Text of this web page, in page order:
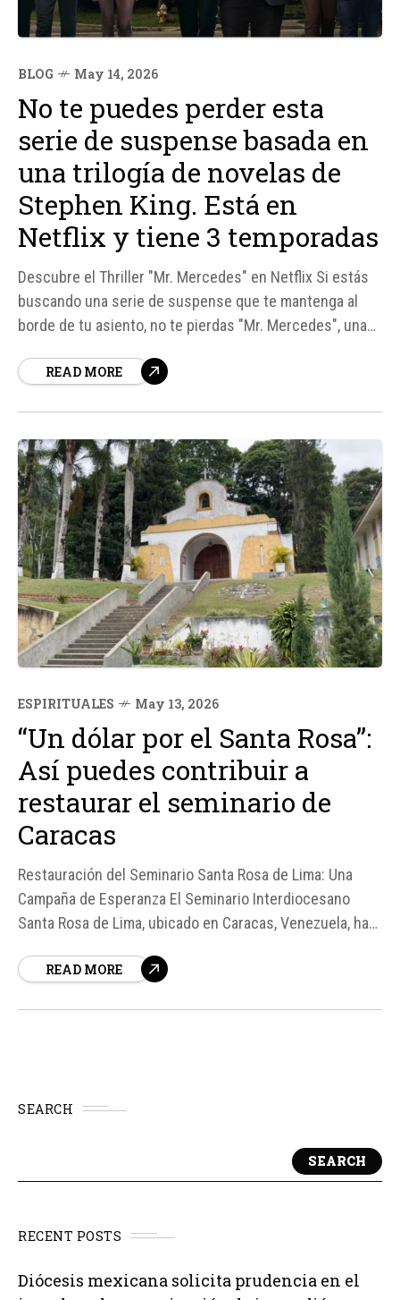
BLOG May 14, 2026
No te puedes perder esta
serie de suspense basada en
una trilogía de novelas de
Stephen King. Está en
Netflix y tiene 3 temporadas
Descubre el Thriller "Mr. Mercedes" en Netflix Si estás
buscando una serie de suspense que te mantenga al
borde de tu asiento, no te pierdas "Mr. Mercedes", una
nombre escritas por el maestro del terror, Stephen King.
READ MORE
ESPIRITUALES May 13, 2026
“Un dólar por el Santa Rosa”:
Así puedes contribuir a
restaurar el seminario de
Caracas
Restauración del Seminario Santa Rosa de Lima: Una
Campaña de Esperanza El Seminario Interdiocesano
Santa Rosa de Lima, ubicado en Caracas, Venezuela, ha
denominada "Un dólar por el Santa Rosa" con el objetivo
READ MORE
SEARCH
SEARCH
RECENT POSTS
Diócesis mexicana solicita prudencia en el